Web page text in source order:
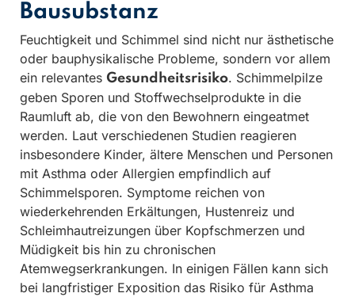
Bausubstanz
Feuchtigkeit und Schimmel sind nicht nur ästhetische
oder bauphysikalische Probleme, sondern vor allem
ein relevantes Gesundheitsrisiko. Schimmelpilze
geben Sporen und Stoffwechselprodukte in die
Raumluft ab, die von den Bewohnern eingeatmet
werden. Laut verschiedenen Studien reagieren
insbesondere Kinder, ältere Menschen und Personen
mit Asthma oder Allergien empfindlich auf
Schimmelsporen. Symptome reichen von
wiederkehrenden Erkältungen, Hustenreiz und
Schleimhautreizungen über Kopfschmerzen und
Müdigkeit bis hin zu chronischen
Atemwegserkrankungen. In einigen Fällen kann sich
bei langfristiger Exposition das Risiko für Asthma